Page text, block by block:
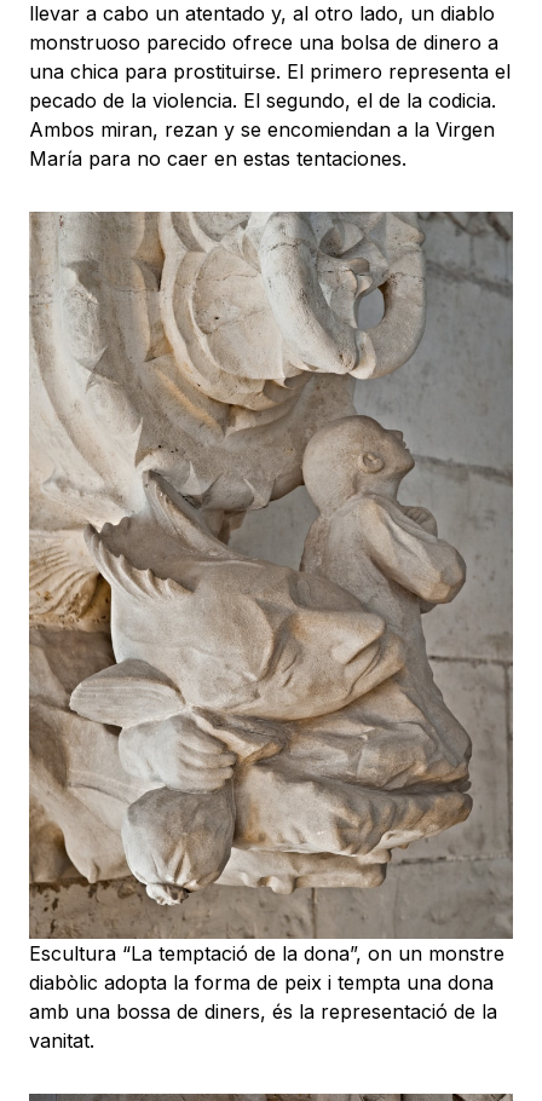
llevar a cabo un atentado y, al otro lado, un diablo
monstruoso parecido ofrece una bolsa de dinero a
una chica para prostituirse. El primero representa el
pecado de la violencia. El segundo, el de la codicia.
Ambos miran, rezan y se encomiendan a la Virgen
María para no caer en estas tentaciones.
Escultura “La temptació de la dona”, on un monstre
diabòlic adopta la forma de peix i tempta una dona
amb una bossa de diners, és la representació de la
vanitat.